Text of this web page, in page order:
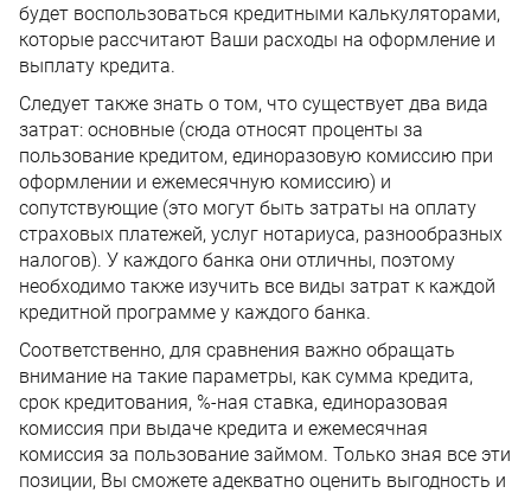
будет воспользоваться кредитными калькуляторами,
которые рассчитают Ваши расходы на оформление и
выплату кредита.
Следует также знать о том, что существует два вида
затрат: основные (сюда относят проценты за
пользование кредитом, единоразовую комиссию при
оформлении и ежемесячную комиссию) и
сопутствующие (это могут быть затраты на оплату
страховых платежей, услуг нотариуса, разнообразных
налогов). У каждого банка они отличны, поэтому
необходимо также изучить все виды затрат к каждой
кредитной программе у каждого банка.
Соответственно, для сравнения важно обращать
внимание на такие параметры, как сумма кредита,
срок кредитования, %-ная ставка, единоразовая
комиссия при выдаче кредита и ежемесячная
комиссия за пользование займом. Только зная все эти
позиции, Вы сможете адекватно оценить выгодность и